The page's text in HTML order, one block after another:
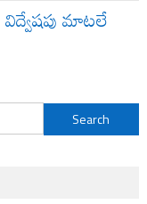
మాటలే
Search
for: